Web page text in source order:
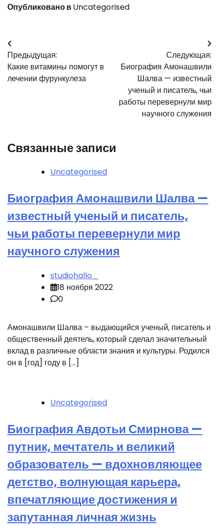
Опубликовано вUncategorised
Навигация
по
записям
Предыдущая:
Какие витамины помогут в
лечении фурункулеза
Следующая:
Биография Амонашвили
Шалва — известный
ученый и писатель, чьи
работы перевернули мир
научного служения
Связанные записи
Uncategorised
Биография Амонашвили Шалва —
известный ученый и писатель,
чьи работы перевернули мир
научного служения
studiohallo_
18 ноября 2022
0
Амонашвили Шалва – выдающийся ученый, писатель и
общественный деятель, который сделал значительный
вклад в различные области знания и культуры. Родился
он в [год] году в […]
Uncategorised
Биография Авдотьи Смирнова —
путник, мечтатель и великий
образователь — вдохновляющее
детство, волнующая карьера,
впечатляющие достижения и
запутанная личная жизнь